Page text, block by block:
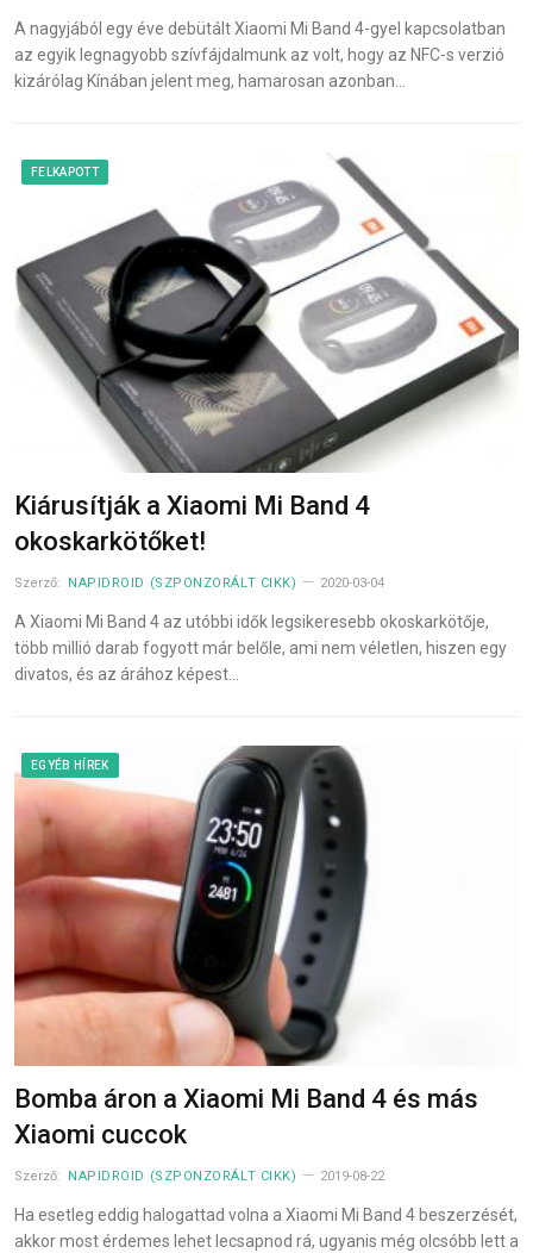
A nagyjából egy éve debütált Xiaomi Mi Band 4-gyel kapcsolatban
az egyik legnagyobb szívfájdalmunk az volt, hogy az NFC-s verzió
kizárólag Kínában jelent meg, hamarosan azonban…
FELKAPOTT
Kiárusítják a Xiaomi Mi Band 4
okoskarkötőket!
Szerző: NAPIDROID (SZPONZORÁLT CIKK) 2020-03-04
A Xiaomi Mi Band 4 az utóbbi idők legsikeresebb okoskarkötője,
több millió darab fogyott már belőle, ami nem véletlen, hiszen egy
divatos, és az árához képest…
EGYÉB HÍREK
Bomba áron a Xiaomi Mi Band 4 és más
Xiaomi cuccok
Szerző: NAPIDROID (SZPONZORÁLT CIKK) 2019-08-22
Ha esetleg eddig halogattad volna a Xiaomi Mi Band 4 beszerzését,
akkor most érdemes lehet lecsapnod rá, ugyanis még olcsóbb lett a